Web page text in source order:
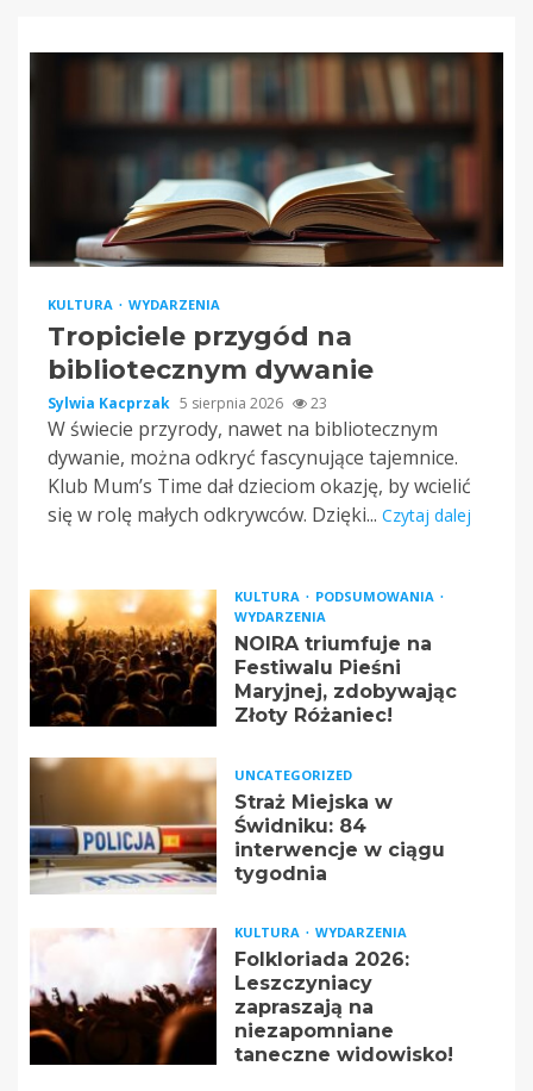
KULTURA WYDARZENIA
Tropiciele przygód na
bibliotecznym dywanie
Sylwia Kacprzak 5 sierpnia 2026 23
W świecie przyrody, nawet na bibliotecznym
dywanie, można odkryć fascynujące tajemnice.
Klub Mum’s Time dał dzieciom okazję, by wcielić
się w rolę małych odkrywców. Dzięki... Czytaj dalej
KULTURA
PODSUMOWANIA
WYDARZENIA
NOIRA triumfuje na
Festiwalu Pieśni
Maryjnej, zdobywając
Złoty Różaniec!
UNCATEGORIZED
Straż Miejska w
Świdniku: 84
interwencje w ciągu
tygodnia
KULTURA WYDARZENIA
Folkloriada 2026:
Leszczyniacy
zapraszają na
niezapomniane
taneczne widowisko!